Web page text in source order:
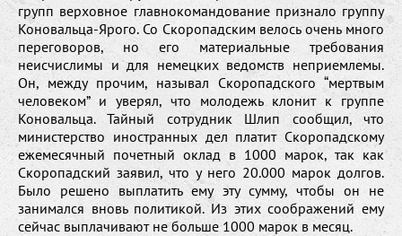
групп верховное главнокомандование признало группу
Коновальца-Ярого. Со Скоропадским велось очень много
переговоров, но его материальные требования
неисчислимы и для немецких ведомств неприемлемы.
Он, между прочим, называл Скоропадского “мертвым
человеком” и уверял, что молодежь клонит к группе
Коновальца. Тайный сотрудник Шлип сообщил, что
министерство иностранных дел платит Скоропадскому
ежемесячный почетный оклад в 1000 марок, так как
Скоропадский заявил, что у него 20.000 марок долгов.
Было решено выплатить ему эту сумму, чтобы он не
занимался вновь политикой. Из этих соображений ему
сейчас выплачивают не больше 1000 марок в месяц.